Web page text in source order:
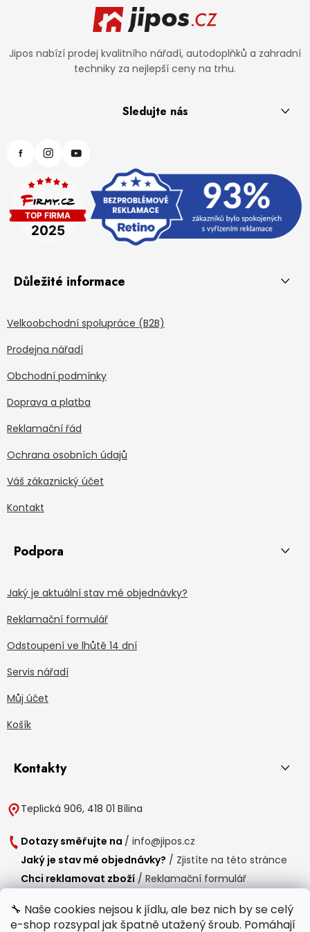
🔧 Naše cookies nejsou k jídlu, ale bez nich by se celý
e-shop rozsypal jak špatně utažený šroub. Pomáhají
Jipos nabízí prodej kvalitního nářadí, autodoplňků a zahradní
techniky za nejlepší ceny na trhu.
Sledujte nás
Důležité informace
Velkoobchodní spolupráce (B2B)
Prodejna nářadí
Obchodní podmínky
Doprava a platba
Reklamační řád
Ochrana osobních údajů
Váš zákaznický účet
Kontakt
Podpora
Jaký je aktuální stav mé objednávky?
Reklamační formulář
Odstoupení ve lhůtě 14 dní
Servis nářadí
Můj účet
Košík
Kontakty
Teplická 906, 418 01 Bílina
Dotazy směřujte na / info@jipos.cz
Jaký je stav mé objednávky? / Zjistíte na této stránce
Chci reklamovat zboží / Reklamační formulář